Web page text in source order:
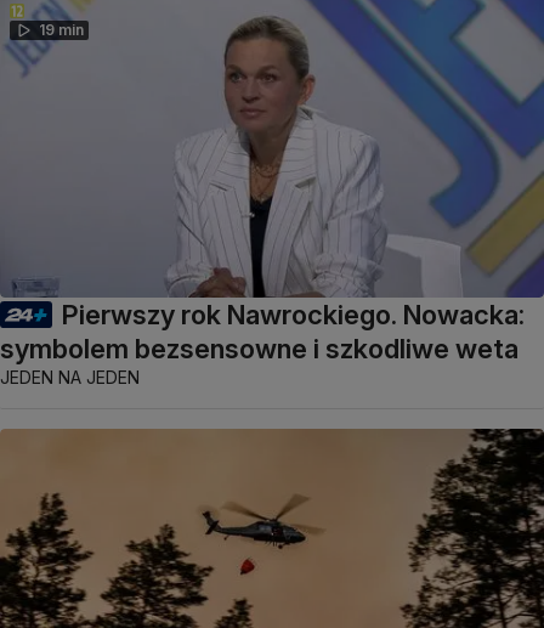
19 min
Pierwszy rok Nawrockiego. Nowacka:
symbolem bezsensowne i szkodliwe weta
JEDEN NA JEDEN